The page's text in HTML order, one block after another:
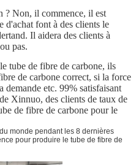
? Non, il commence, il est
d'achat font à des clients le
Il aidera des clients à
pas.
tube de fibre de carbone, ils
de carbone correct, si la force
demande etc. 99% satisfaisant
Xinnuo, des clients de taux de
de fibre de carbone pour le
monde pendant les 8 dernières
pour produire le tube de fibre de